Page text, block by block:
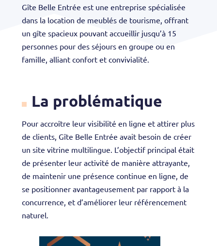
Gîte Belle Entrée est une entreprise spécialisée
dans la location de meublés de tourisme, offrant
un gîte spacieux pouvant accueillir jusqu’à 15
personnes pour des séjours en groupe ou en
famille, alliant confort et convivialité.
La problématique
Pour accroître leur visibilité en ligne et attirer plus
de clients, Gîte Belle Entrée avait besoin de créer
un site vitrine multilingue. L’objectif principal était
de présenter leur activité de manière attrayante,
de maintenir une présence continue en ligne, de
se positionner avantageusement par rapport à la
concurrence, et d’améliorer leur référencement
naturel.